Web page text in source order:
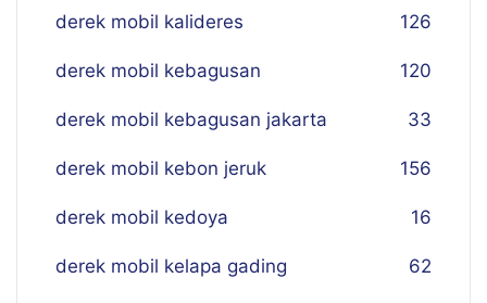
derek mobil kalideres 126
derek mobil kebagusan 120
derek mobil kebagusan jakarta 33
derek mobil kebon jeruk 156
derek mobil kedoya 16
derek mobil kelapa gading 62